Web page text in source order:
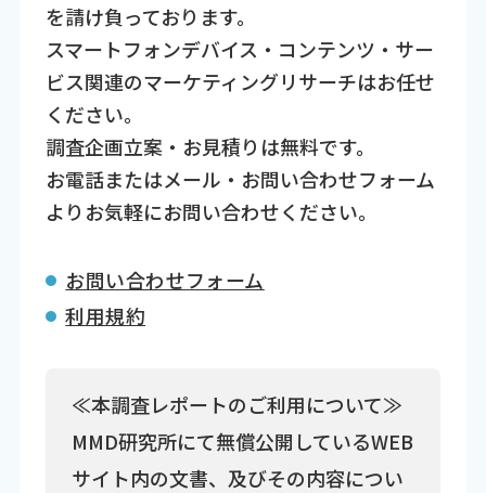
を請け負っております。
スマートフォンデバイス・コンテンツ・サー
ビス関連のマーケティングリサーチはお任せ
ください。
調査企画立案・お見積りは無料です。
お電話またはメール・お問い合わせフォーム
よりお気軽にお問い合わせください。
お問い合わせフォーム
利用規約
≪本調査レポートのご利用について≫
MMD研究所にて無償公開しているWEB
サイト内の文書、及びその内容につい